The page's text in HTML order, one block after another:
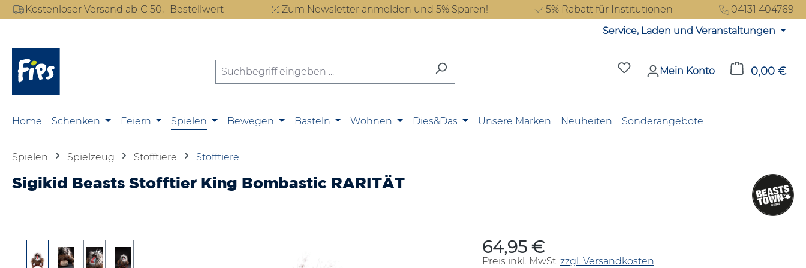
Hauptinhalt springen
Zur Suche springen
Zur Hauptnavigation springen
Kostenloser Versand ab € 50,- Bestellwert Zum Newsletter anmelden und 5% Sparen! 5% Rabatt für Institutionen
04131 404769
Service, Laden und Veranstaltungen
Du hast 0 Produkte auf dem
Mein Konto 0,00 €
Home Schenken Feiern Spielen Bewegen Basteln Wohnen Dies&Das Unsere Marken Neuheiten Sonderangebote
Spielen Spielzeug Stofftiere Stofftiere
Sigikid Beasts Stofftier King Bombastic RARITÄT
Bildergalerie überspringen Regulärer Preis:
64,95 €
Preis inkl. MwSt. zzgl. Versandkosten